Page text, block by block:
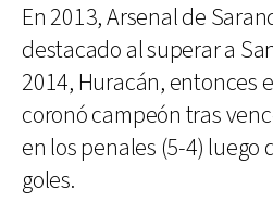
En 2013, Arsenal de
destacado al superar a
2014, Huracán, entonces
coronó campeón tras
en los penales (5-4) luego
goles.